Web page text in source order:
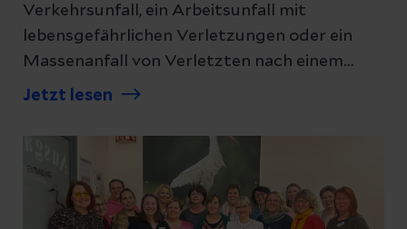
Verkehrsunfall, ein Arbeitsunfall mit
lebensgefährlichen Verletzungen oder ein
Massenanfall von Verletzten nach einem
Unwetter: In solchen Situationen entscheidet
allem das reibungslose Zusammenspiel vieler
Fachbereiche. Damit diese Abläufe jederzeit
funktionieren, müssen Kliniken höchste
Qualitätsstandards erfüllen. Dass dies in den
Jetzt lesen